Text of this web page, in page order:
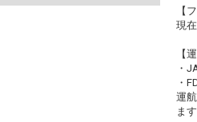
【
現
【
・
・
運
ます